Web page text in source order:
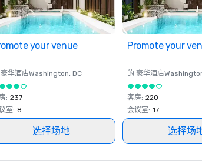
your venue
华酒店Washington, DC
: 237
室: 8
选择场地
Promote your
的 豪华酒店
客房: 220
会议室: 17
选择场